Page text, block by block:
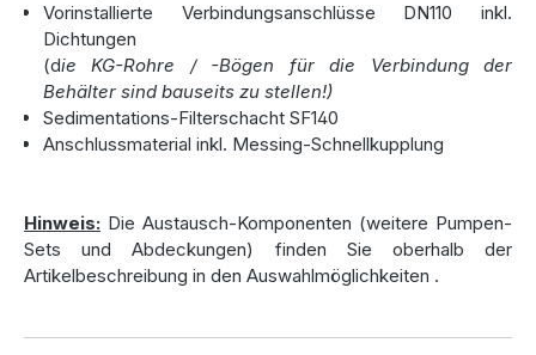
Flexible Pumpenlösungen für Ihre
Betonzisterne
Für die Wasserentnahmebieten wir Ihnen eine Vielzahl an
Pumpenlösungen, die perfekt auf Ihre Anforderungen
Mobile Jet-Pumpe: Ideal für flexible Anwendungen und
einfach zu transportieren.
Tauchdruckpumpen automatic & automatic plus
eine leistungstarke Gartenbewässerung geeignet und
Vorinstallierte Verbindungsanschlüsse DN110 inkl.
Dichtungen
(die KG-Rohre / -Bögen für die Verbindung der
Behälter sind bauseits zu stellen!)
Sedimentations-Filterschacht SF140
Anschlussmaterial inkl. Messing-Schnellkupplung
Hinweis: Die Austausch-Komponenten (weitere Pumpen-
Sets und Abdeckungen) finden Sie oberhalb der
Artikelbeschreibung in den Auswahlmöglichkeiten .